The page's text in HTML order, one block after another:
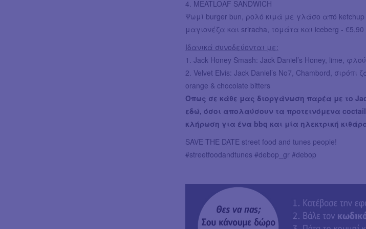
4. MEATLOAF SANDWICH
Ψωμί burger bun, ρολό κιμά με γλάσο από ketchup
μαγιονέζα και sriracha, τομάτα και iceberg - €5,90
Ιδανικά συνοδεύονται με:
1. Jack Honey Smash: Jack Daniel’s Honey, lime,
2. Velvet Elvis: Jack Daniel’s No7, Chambord, σιρόπι
orange & chocolate bitters
Όπως σε κάθε μας διοργάνωση παρέα με το
εδώ, όσοι απολαύσουν τα προτεινόμενα
κλήρωση για ένα bbq και μία ηλεκτρική
SAVE THE DATE street food and tunes people!
#streetfoodandtunes #debop_gr #debop